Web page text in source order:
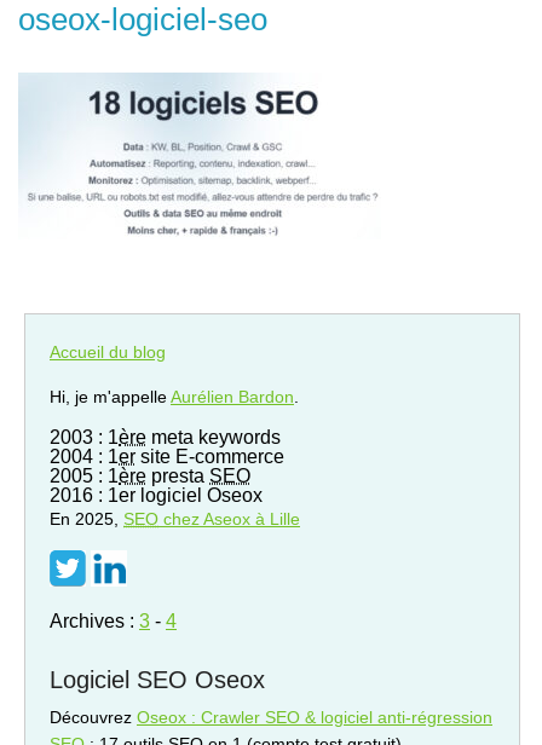
oseox-logiciel-seo
Accueil du blog
Hi, je m'appelleAurélien Bardon
2003 : 1ère meta keywords
2004 : 1er site E-commerce
2005 : 1ère presta SEO
2016 : 1er logiciel Oseox
En 2025, SEO chez Aseox à Lille
Archives : 3 - 4
Logiciel SEO Oseox
Découvrez Oseox : Crawler SEO & logiciel anti-régression